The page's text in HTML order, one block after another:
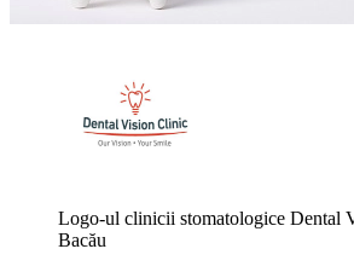
Logo-ul clinicii stomatologice Dental
Bacău